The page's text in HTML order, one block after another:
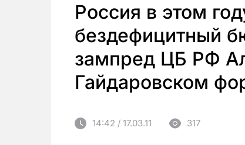
Россия в этом
бездефицитный
зампред ЦБ РФ
Гайдаровском
14:42 / 17.03.11 317